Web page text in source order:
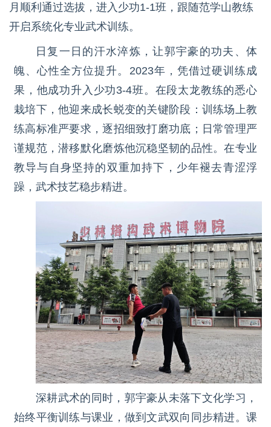
月顺利通过选拔，进入少功1-1班，跟随范学山教练
开启系统化专业武术训练。
日复一日的汗水淬炼，让郭宇豪的功夫、体
魄、心性全方位提升。2023年，凭借过硬训练成
果，他成功升入少功3-4班。在段太龙教练的悉心
栽培下，他迎来成长蜕变的关键阶段：训练场上教
练高标准严要求，逐招细致打磨功底；日常管理严
谨规范，潜移默化磨炼他沉稳坚韧的品性。在专业
教导与自身坚持的双重加持下，少年褪去青涩浮
躁，武术技艺稳步精进。
深耕武术的同时，郭宇豪从未落下文化学习，
始终平衡训练与课业，做到文武双向同步精进。课